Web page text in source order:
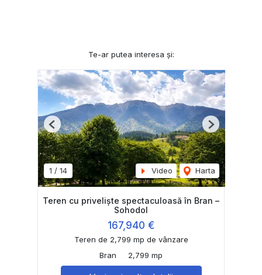
Te-ar putea interesa și:
1 / 14 Video Harta
Previous Next
Teren cu priveliște spectaculoasă în Bran –
Sohodol
167,940 €
Teren de 2,799 mp de vânzare
Bran
2,799 mp